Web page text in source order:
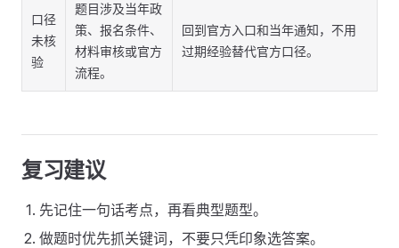
口径
未核
验
题目涉及当年政
策、报名条件、
材料审核或官方
流程。
回到官方入口和当年通知，不用
过期经验替代官方口径。
复习建议
先记住一句话考点，再看典型题型。
做题时优先抓关键词，不要只凭印象选答案。